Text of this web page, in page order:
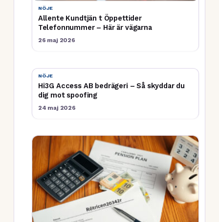
NÖJE
Allente Kundtjän t Öppettider
Telefonnummer – Här är vägarna
26 maj 2026
NÖJE
Hi3G Access AB bedrägeri – Så skyddar du
dig mot spoofing
24 maj 2026